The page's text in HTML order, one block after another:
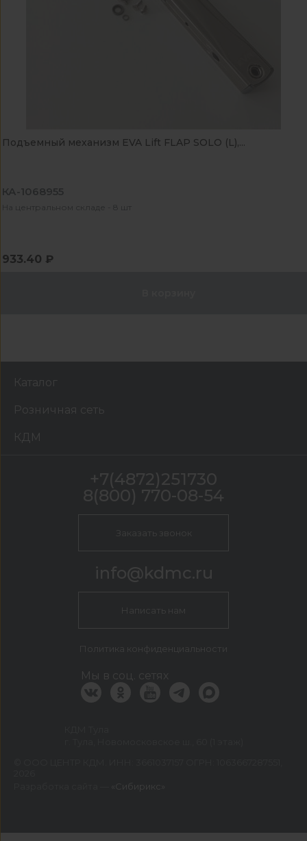
Подъемный механизм EVA Lift FLAP SOLO (L),...
КА-1068955
На центральном складе - 8 шт
933.40 ₽
Каталог
Розничная сеть
КДМ
+7(4872)251730
8(800) 770-08-54
Заказать звонок
info@kdmc.ru
Написать нам
Политика конфиденциальности
Мы в соц. сетях
«Сибирикс»